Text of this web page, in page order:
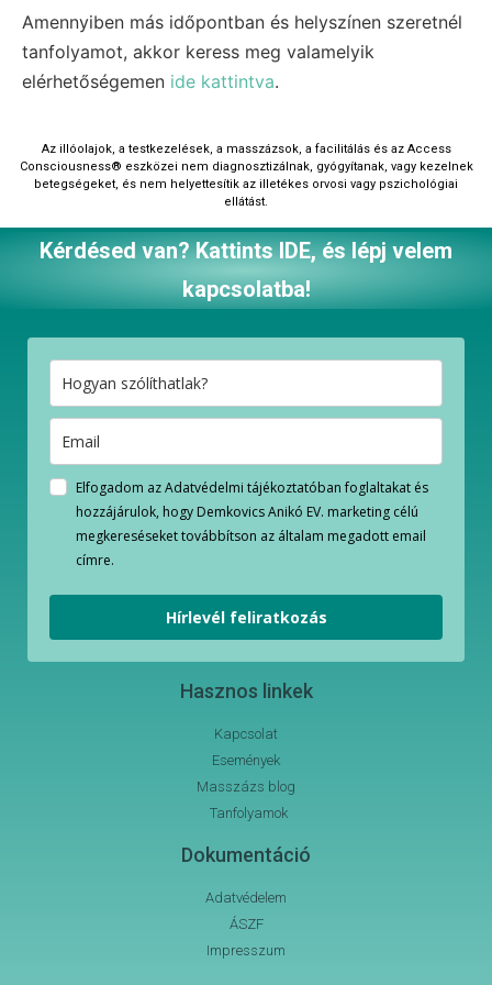
Amennyiben más időpontban és helyszínen szeretnél
tanfolyamot, akkor keress meg valamelyik
elérhetőségemen ide kattintva.
Az illóolajok, a testkezelések, a masszázsok, a facilitálás és az Access
Consciousness®‎ eszközei nem diagnosztizálnak, gyógyítanak, vagy kezelnek
betegségeket, és nem helyettesítik az illetékes orvosi vagy pszichológiai
ellátást.
Kérdésed van? Kattints IDE, és lépj velem
kapcsolatba!
Elfogadom az Adatvédelmi tájékoztatóban foglaltakat és
hozzájárulok, hogy Demkovics Anikó EV. marketing célú
megkereséseket továbbítson az általam megadott email
címre.
Hírlevél feliratkozás
Hasznos linkek
Kapcsolat
Események
Masszázs blog
Tanfolyamok
Dokumentáció
Adatvédelem
ÁSZF
Impresszum